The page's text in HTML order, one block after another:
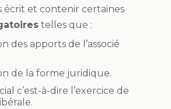
écrit et contenir certaines
telles que :
des apports de l’associé
de la forme juridique.
c’est-à-dire l’exercice de